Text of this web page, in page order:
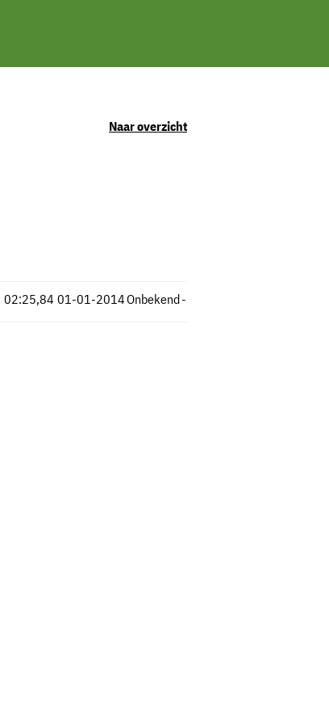
Naar overzicht
Onbekend
02:25,84 -
01-01-2014